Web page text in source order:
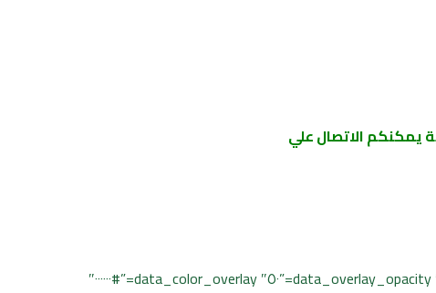
يمكنكم الاتصال علي
[/cmsms_text][/cmsms_column][/cmsms_row][cmsms_row data_padding_bottom=”٥٠″ data_padding_top=”٠″ data_overlay_opacity=”٥٠″ data_color_overlay=”#٠٠٠٠٠٠″